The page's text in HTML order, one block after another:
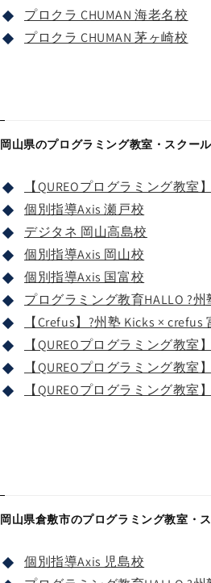
プロクラ CHUMAN 海老名校
プロクラ CHUMAN 茅ヶ崎校
岡山県のプログラミング教室・スクール
【QUREOプログラミング教室
個別指導Axis 瀬戸校
デジタネ 岡山高島校
個別指導Axis 岡山校
個別指導Axis 国富校
プログラミング教育HALLO ?州
【Crefus】?州塾 Kicks × crefus
【QUREOプログラミング教室
【QUREOプログラミング教室
【QUREOプログラミング教
岡山県倉敷市のプログラミング教室・
個別指導Axis 児島校